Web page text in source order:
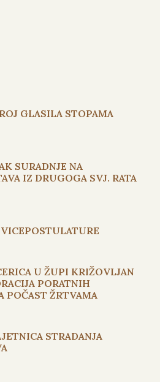
GLASILA STOPAMA
SURADNJE NA
IZ DRUGOGA SVJ. RATA
U ŽUPI KRIŽOVLJAN
PORATNIH
POČAST ŽRTVAMA
STRADANJA